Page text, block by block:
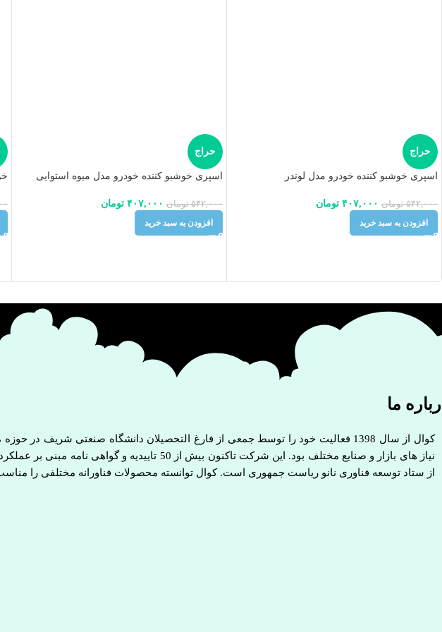
حراج
اسپری خوشبو کننده خودرو مدل لوندر
۵۴۲,۰۰۰ تومان ۴۰۷,۰۰۰ تومان
افزودن به سبد خرید
حراج
اسپری خوشبو کننده خودرو مدل میوه استوایی
۵۴۲,۰۰۰ تومان ۴۰۷,۰۰۰ تومان
افزودن به سبد خرید
ما
کوال از سال 1398 فعالیت خود را توسط جمعی از فارغ التحصیلان دانشگاه صنعتی شریف
از ستاد توسعه فناوری نانو ریاست جمهوری است. کوال توانسته محصولات فناورانه مختلفی را